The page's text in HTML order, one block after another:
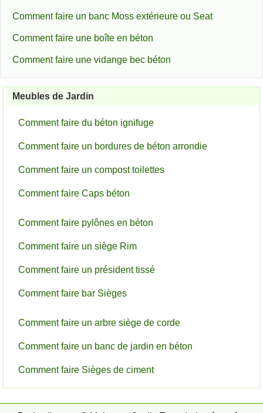
Comment faire un banc Moss extérieure ou Seat
Comment faire une boîte en béton
Comment faire une vidange bec béton
Meubles de Jardin
Comment faire du béton ignifuge
Comment faire un bordures de béton arrondie
Comment faire un compost toilettes
Comment faire Caps béton
Comment faire pylônes en béton
Comment faire un siège Rim
Comment faire un président tissé
Comment faire bar Sièges
Comment faire un arbre siège de corde
Comment faire un banc de jardin en béton
Comment faire Sièges de ciment